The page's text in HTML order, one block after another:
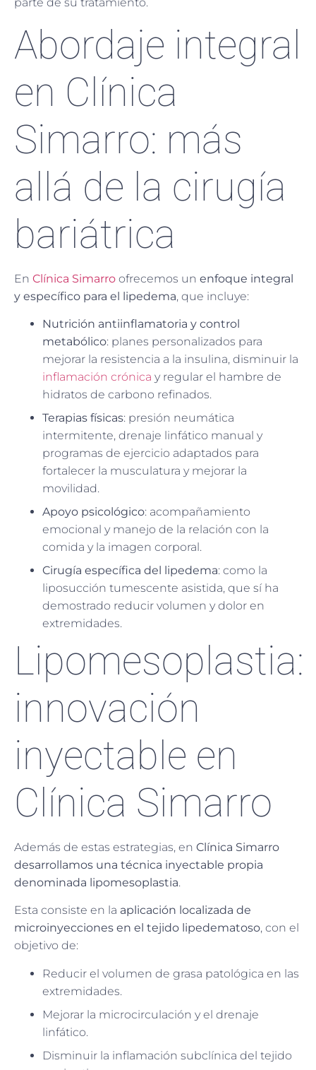
Abordaje integral
en Clínica
Simarro: más
allá de la cirugía
bariátrica
En Clínica Simarro ofrecemos un enfoque integral
y específico para el lipedema, que incluye:
Nutrición antiinflamatoria y control
metabólico: planes personalizados para
mejorar la resistencia a la insulina, disminuir la
inflamación crónica y regular el hambre de
hidratos de carbono refinados.
Terapias físicas: presión neumática
intermitente, drenaje linfático manual y
programas de ejercicio adaptados para
fortalecer la musculatura y mejorar la
movilidad.
Apoyo psicológico: acompañamiento
emocional y manejo de la relación con la
comida y la imagen corporal.
Cirugía específica del lipedema: como la
liposucción tumescente asistida, que sí ha
demostrado reducir volumen y dolor en
extremidades.
Lipomesoplastia:
innovación
inyectable en
Clínica Simarro
Además de estas estrategias, en Clínica Simarro
desarrollamos una técnica inyectable propia
denominada lipomesoplastia.
Esta consiste en la aplicación localizada de
microinyecciones en el tejido lipedematoso, con el
objetivo de:
Reducir el volumen de grasa patológica en las
extremidades.
Mejorar la microcirculación y el drenaje
linfático.
Disminuir la inflamación subclínica del tejido